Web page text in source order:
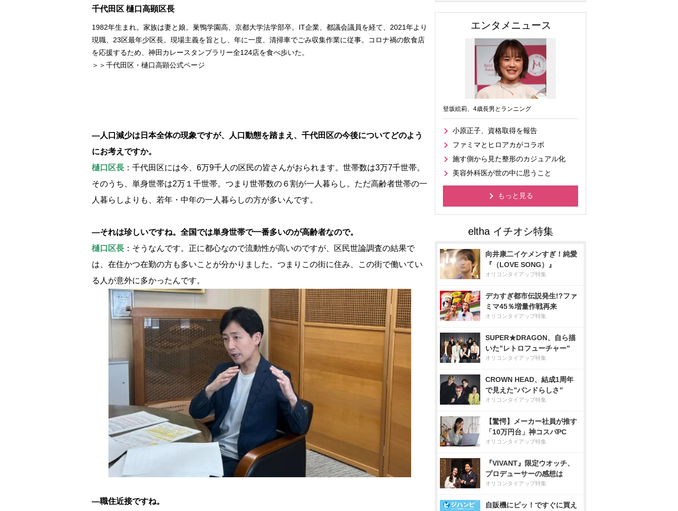
千代田区 樋口高顕区長
1982年生まれ。家族は妻と娘。巣鴨学園高、京都大学法学部卒。IT企業、都議会議員を経て、2021年より
現職、23区最年少区長。現場主義を旨とし、年に一度、清掃車でごみ収集作業に従事。コロナ禍の飲食店
を応援するため、神田カレースタンプラリー全124店を食べ歩いた。
＞＞千代田区・樋口高顕公式ページ
―人口減少は日本全体の現象ですが、人口動態を踏まえ、千代田区の今後についてどのよう
にお考えですか。
樋口区長 ：千代田区には今、6万9千人の区民の皆さんがおられます。世帯数は3万7千世帯。
そのうち、単身世帯は2万１千世帯。つまり世帯数の６割が一人暮らし。ただ高齢者世帯の一
人暮らしよりも、若年・中年の一人暮らしの方が多いんです。
―それは珍しいですね。全国では単身世帯で一番多いのが高齢者なので。
樋口区長 ：そうなんです。正に都心なので流動性が高いのですが、区民世論調査の結果で
は、在住かつ在勤の方も多いことが分かりました。つまりこの街に住み、この街で働いてい
る人が意外に多かったんです。
―職住近接ですね。
エンタメニュース
登坂絵莉、4歳長男とランニング
小原正子、資格取得を報告
ファミマとヒロアカがコラボ
施す側から見た整形のカジュアル化
美容外科医が世の中に思うこと
もっと見る
向井康二イケメンすぎ！純愛
『（LOVE SONG）』
オリコンタイアップ特集
デカすぎ都市伝説発生!?ファ
ミマ45％増量作戦再来
オリコンタイアップ特集
SUPER★DRAGON、自ら描
いた”レトロフューチャー”
オリコンタイアップ特集
CROWN HEAD、結成1周年
で見えた”バンドらしさ”
オリコンタイアップ特集
【驚愕】メーカー社員が推す
「10万円台」神コスパPC
オリコンタイアップ特集
『VIVANT』限定ウオッチ、
プロデューサーの感想は
オリコンタイアップ特集
自販機にピッ！ですぐに買え